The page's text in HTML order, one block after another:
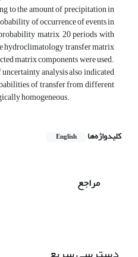
to the amount of precipitation in
of occurrence of events in
matrix, 20 periods with
hydroclimatology transfer matrix
matrix components were used.
analysis also indicated
of transfer from different
homogeneous.
کلیدواژه‌ها English
مراجع